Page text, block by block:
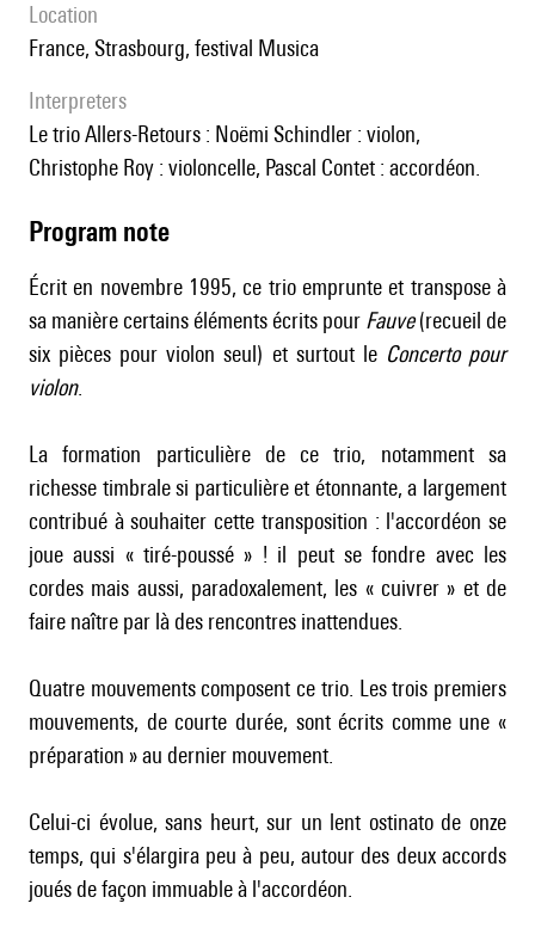
location
France, Strasbourg, festival Musica
interpreters
le trio Allers-Retours : Noëmi Schindler : violon,
Christophe Roy : violoncelle, Pascal Contet : accordéon.
Program note
Écrit en novembre 1995, ce trio emprunte et transpose à
sa manière certains éléments écrits pour Fauve(recueil de
six pièces pour violon seul) et surtout le Concerto pour
violon.
La formation particulière de ce trio, notamment sa
richesse timbrale si particulière et étonnante, a largement
contribué à souhaiter cette transposition : l'accordéon se
joue aussi « tiré-poussé » ! il peut se fondre avec les
cordes mais aussi, paradoxalement, les « cuivrer » et de
faire naître par là des rencontres inattendues.
Quatre mouvements composent ce trio. Les trois premiers
mouvements, de courte durée, sont écrits comme une «
préparation » au dernier mouvement.
Celui-ci évolue, sans heurt, sur un lent ostinato de onze
temps, qui s'élargira peu à peu, autour des deux accords
joués de façon immuable à l'accordéon.